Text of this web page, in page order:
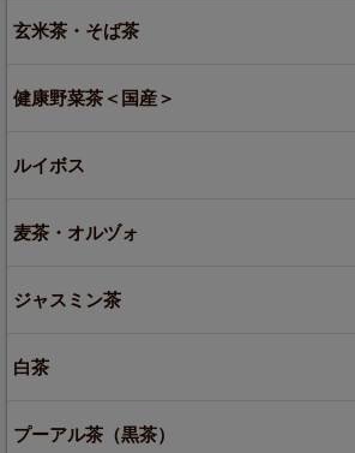
玄米茶・そば茶
健康野菜茶＜国産＞
ルイボス
麦茶・オルヅォ
ジャスミン茶
白茶
プーアル茶（黒茶）